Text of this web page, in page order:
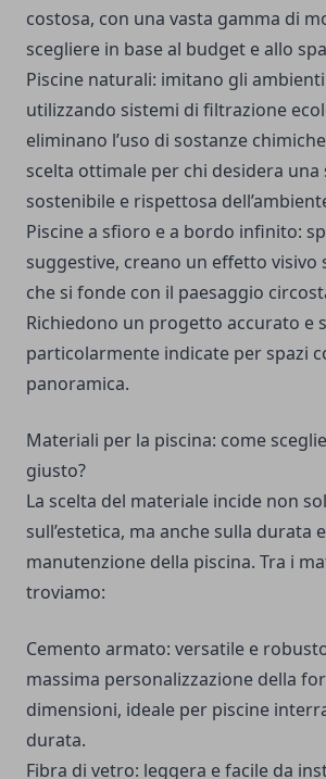
costosa, con una vasta gamma di
scegliere in base al budget e allo
Piscine naturali: imitano gli
utilizzando sistemi di filtrazione
eliminano l’uso di sostanze
scelta ottimale per chi desidera una
sostenibile e rispettosa
Piscine a sfioro e a bordo infinito:
suggestive, creano un effetto
che si fonde con il paesaggio
Richiedono un progetto accurato e
particolarmente indicate per spazi
panoramica.
Materiali per la piscina: come
giusto?
La scelta del materiale incide non
sull’estetica, ma anche sulla durata
manutenzione della piscina. Tra i
troviamo:
Cemento armato: versatile e
massima personalizzazione della
dimensioni, ideale per piscine
durata.
Fibra di vetro: leggera e facile da